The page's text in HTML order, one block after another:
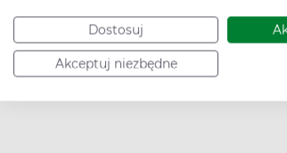
Dostosuj
Akceptuj niezbędne
cukrzycy czy otyłości, tym
metabolicznego.
Wśród głównych